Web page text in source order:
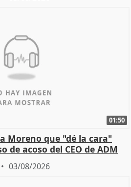
01:50
Moreno que "dé la cara"
de acoso del CEO de ADM
03/08/2026